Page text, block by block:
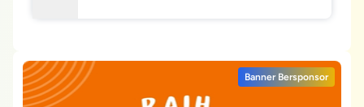
Banner Bersponsor